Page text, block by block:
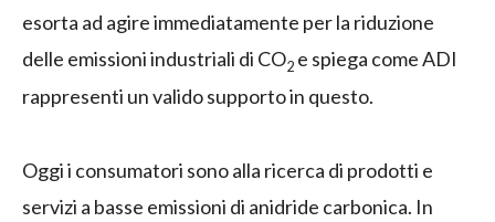
esorta ad agire immediatamente per la riduzione
delle emissioni industriali di CO2 e spiega come ADI
rappresenti un valido supporto in questo.
Oggi i consumatori sono alla ricerca di prodotti e
servizi a basse emissioni di anidride carbonica. In